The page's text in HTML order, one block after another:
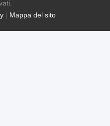
| Mappa del sito